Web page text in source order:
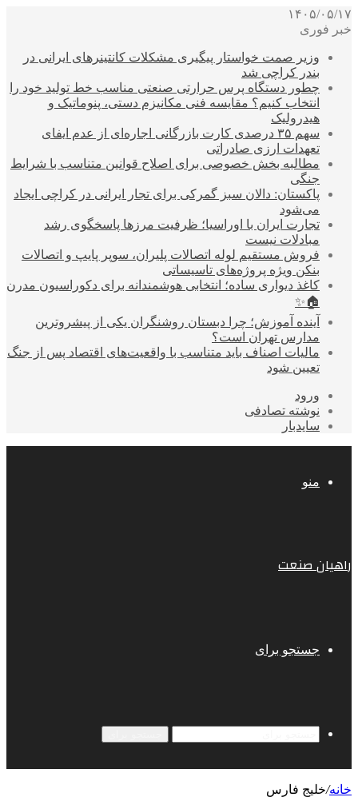
۱۴۰۵/۰۵/۱۷
خبر فوری
وزیر صمت خواستار پیگیری مشکلات کانتینرهای ایرانی در
بندر کراچی شد
چطور دستگاه پرس حرارتی صنعتی مناسب خط تولید خود را
انتخاب کنیم؟ مقایسه فنی مکانیزم دستی، پنوماتیک و
هیدرولیک
سهم ۳۵ درصدی کارت بازرگانی اجاره‌ای از عدم ایفای
تعهدات ارزی صادراتی
مطالبه بخش خصوصی برای اصلاح قوانین متناسب با شرایط
جنگی
پاکستان: دالان سبز گمرکی برای تجار ایرانی در کراچی ایجاد
می‌شود
تجارت ایران با اوراسیا؛ ظرفیت مرزها پاسخگوی رشد
مبادلات نیست
فروش مستقیم لوله اتصالات پلیران، سوپر پایپ و اتصالات
بنکن ویژه پروژه‌های تاسیساتی
کاغذ دیواری ساده؛ انتخابی هوشمندانه برای دکوراسیون مدرن
🏠✨
آینده آموزش؛ چرا دبستان روشنگران یکی از پیشروترین
مدارس تهران است؟
مالیات اصناف باید متناسب با واقعیت‌های اقتصاد پس از جنگ
تعیین شود
ورود
نوشته تصادفی
سایدبار
منو
راهیان صنعت
جستجو برای
خانه/خلیج فارس